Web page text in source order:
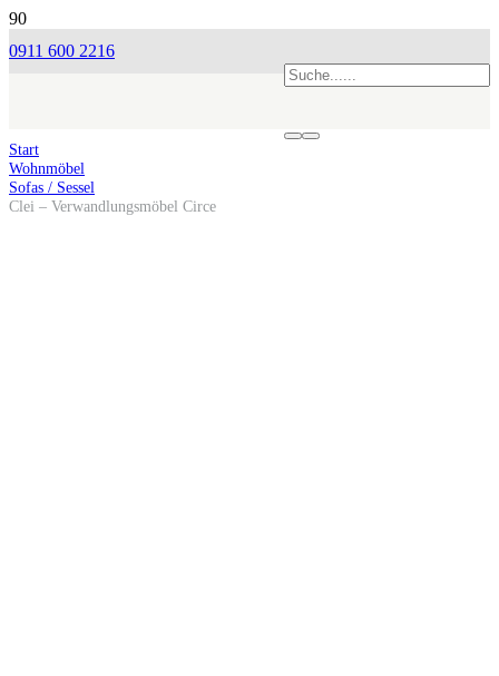
0911 600 2216
Start
Wohnmöbel
Sofas / Sessel
Clei – Verwandlungsmöbel Circe